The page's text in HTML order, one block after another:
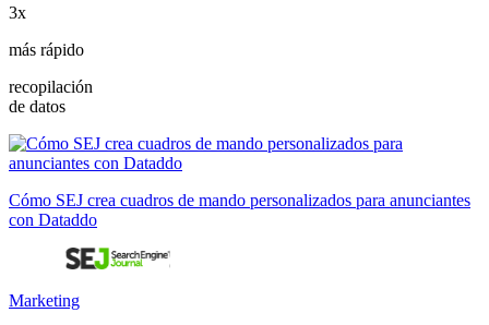
3x
más rápido
recopilación
de datos
Cómo SEJ crea cuadros de mando personalizados para anunciantes
con Dataddo
Marketing